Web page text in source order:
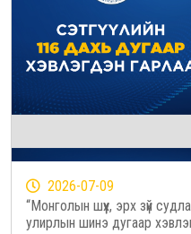
2026-07-09
“Монголын шүүх, эрх зүй
улирлын шинэ дугаар